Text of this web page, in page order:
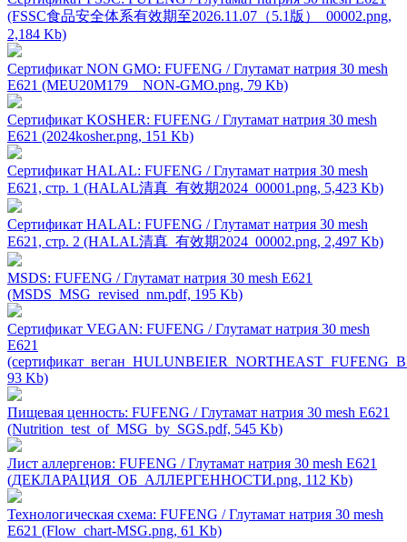
(FSSC食品安全体系有效期至2026.11.07（5.1版）_00002.png,
2,184 Kb)
Сертификат NON GMO: FUFENG / Глутамат натрия 30 mesh
Е621 (MEU20M179__NON-GMO.png, 79 Kb)
Сертификат KOSHER: FUFENG / Глутамат натрия 30 mesh
Е621 (2024kosher.png, 151 Kb)
Сертификат HALAL: FUFENG / Глутамат натрия 30 mesh
Е621, стр. 1 (HALAL清真_有效期2024_00001.png, 5,423 Kb)
Сертификат HALAL: FUFENG / Глутамат натрия 30 mesh
Е621, стр. 2 (HALAL清真_有效期2024_00002.png, 2,497 Kb)
MSDS: FUFENG / Глутамат натрия 30 mesh Е621
(MSDS_MSG_revised_nm.pdf, 195 Kb)
Сертификат VEGAN: FUFENG / Глутамат натрия 30 mesh
Е621
93 Kb)
Пищевая ценность: FUFENG / Глутамат натрия 30 mesh Е621
(Nutrition_test_of_MSG_by_SGS.pdf, 545 Kb)
Лист аллергенов: FUFENG / Глутамат натрия 30 mesh Е621
(ДЕКЛАРАЦИЯ_ОБ_АЛЛЕРГЕННОСТИ.png, 112 Kb)
Технологическая схема: FUFENG / Глутамат натрия 30 mesh
Е621 (Flow_chart-MSG.png, 61 Kb)